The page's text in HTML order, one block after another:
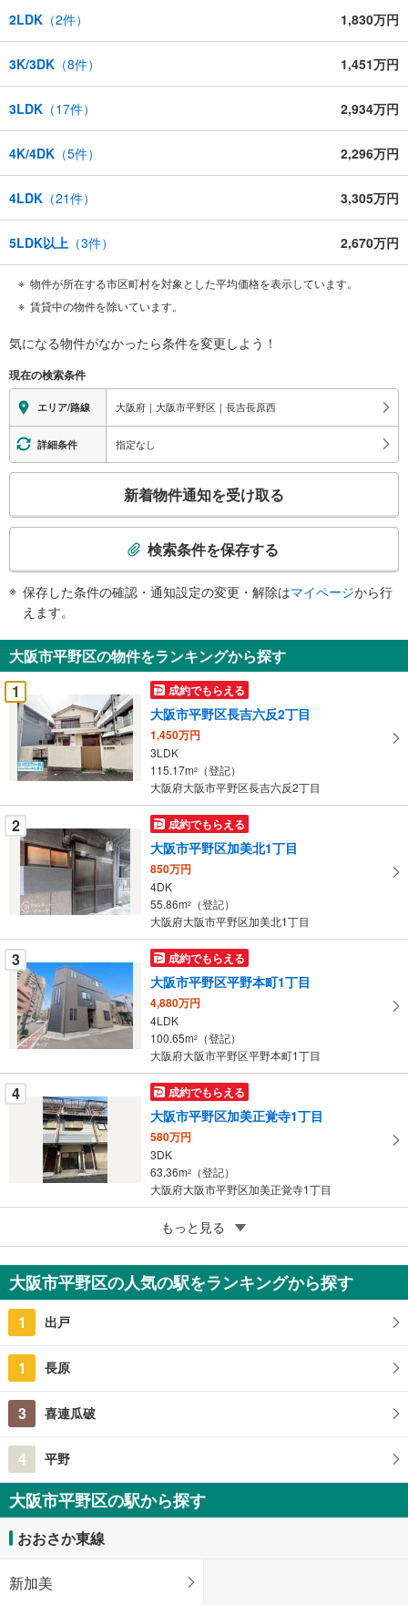
2LDK （2件） 1,830万円
3K/3DK （8件） 1,451万円
3LDK （17件） 2,934万円
4K/4DK （5件） 2,296万円
4LDK （21件） 3,305万円
5LDK以上 （3件） 2,670万円
物件が所在する市区町村を対象とした平均価格を表示しています。
賃貸中の物件を除いています。
気になる物件がなかったら条件を変更しよう！
現在の検索条件
エリア/路線 大阪府｜大阪市平野区｜長吉長原西
詳細条件 指定なし
検
知
を
受
け
取
る
・
条
件
を
マ
イ
ー
に
保
存
す
る
新着物件通知を受け取る
検索条件を保存する
保存した条件の確認・通知設定の変更・解除はマイページから行
えます。
大阪市平野区の物件をランキングから探す
1
成約でもらえる
大阪市平野区長吉六反2丁目
1,450万円
3LDK
115.17m2
（登記）
大阪府大阪市平野区長吉六反2丁目
2 成約でもらえる
大阪市平野区加美北1丁目
850万円
4DK
55.86m2
（登記）
大阪府大阪市平野区加美北1丁目
3 成約でもらえる
大阪市平野区平野本町1丁目
4,880万円
4LDK
100.65m2
（登記）
大阪府大阪市平野区平野本町1丁目
4 成約でもらえる
大阪市平野区加美正覚寺1丁目
580万円
3DK
63.36m2
（登記）
大阪府大阪市平野区加美正覚寺1丁目
成約でもらえる
大阪市平野区長吉長原3丁目
2,980万円
5LDK
もっと見る
大阪市平野区の人気の駅をランキングから探す
1 出戸
1 長原
3 喜連瓜破
4 平野
大阪市平野区の駅から探す
おおさか東線
新加美